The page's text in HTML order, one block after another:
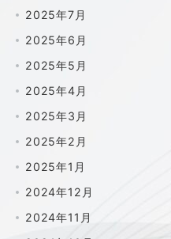
2025年7月
2025年6月
2025年5月
2025年4月
2025年3月
2025年2月
2025年1月
2024年12月
2024年11月